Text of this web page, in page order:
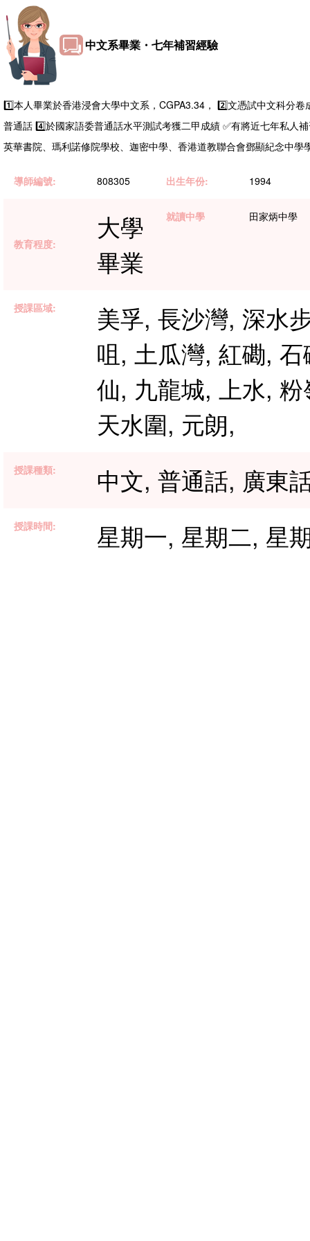
中文系畢業・七年補習經驗
1️⃣本人畢業於香港浸會大學中文系，CGPA3.34， 2️⃣文憑試中文科分
普通話 4️⃣於國家語委普通話水平測試考獲二甲成績 ✅有將近七年私人
英華書院、瑪利諾修院學校、迦密中學、香港道教聯合會鄧顯紀念中學
導師編號: 808305 出生年份: 1994
教育程度:
大學
畢業
就讀中學 田家炳中學
授課區域:
美孚, 長沙灣, 深水
咀, 土瓜灣, 紅磡,
仙, 九龍城, 上水,
天水圍, 元朗,
授課種類: 中文, 普通話, 廣東
授課時間: 星期一, 星期二, 星